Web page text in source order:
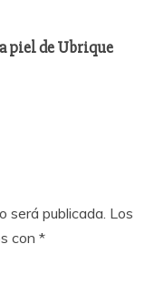
piel de Ubrique
será publicada. Los
con *